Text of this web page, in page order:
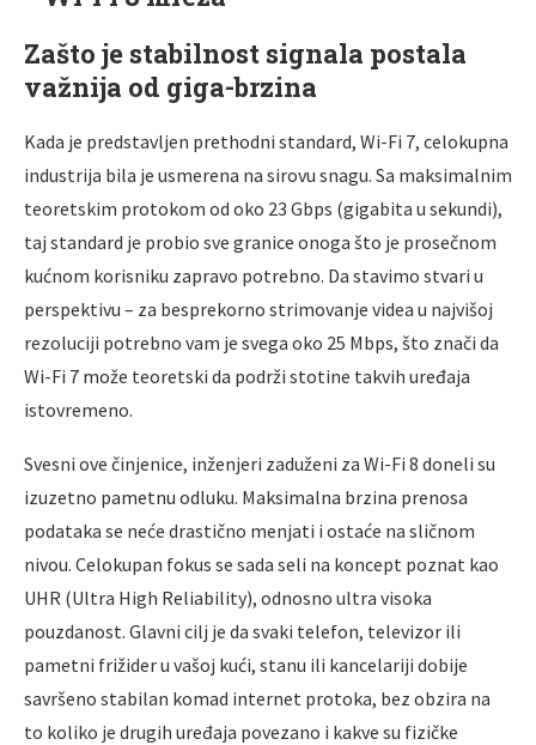
Zašto je stabilnost signala postala
važnija od giga-brzina
Kada je predstavljen prethodni standard, Wi-Fi 7, celokupna
industrija bila je usmerena na sirovu snagu. Sa maksimalnim
teoretskim protokom od oko 23 Gbps (gigabita u sekundi),
taj standard je probio sve granice onoga što je prosečnom
kućnom korisniku zapravo potrebno. Da stavimo stvari u
perspektivu – za besprekorno strimovanje videa u najvišoj
rezoluciji potrebno vam je svega oko 25 Mbps, što znači da
Wi-Fi 7 može teoretski da podrži stotine takvih uređaja
istovremeno.
Svesni ove činjenice, inženjeri zaduženi za Wi-Fi 8 doneli su
izuzetno pametnu odluku. Maksimalna brzina prenosa
podataka se neće drastično menjati i ostaće na sličnom
nivou. Celokupan fokus se sada seli na koncept poznat kao
UHR (Ultra High Reliability), odnosno ultra visoka
pouzdanost. Glavni cilj je da svaki telefon, televizor ili
pametni frižider u vašoj kući, stanu ili kancelariji dobije
savršeno stabilan komad internet protoka, bez obzira na
to koliko je drugih uređaja povezano i kakve su fizičke